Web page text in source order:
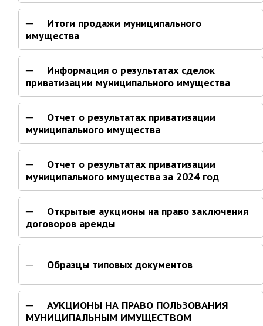
Отчёты главы
Первый заместитель
Заместители главы администрации
График приёма граждан
июль 2026 г.
июнь 2026 г.
май 2026 г.
апрель 2026 г.
март 2026 г.
февраль 2026 г.
январь 2026 г.
декабрь 2025 г.
ноябрь 2025 г.
октябрь 2025 г.
август 2025 г.
Итоги продажи муниципального
имущества
Информация о результатах сделок
приватизации муниципального имущества
Отчет о результатах приватизации
муниципального имущества
Отчет о результатах приватизации
муниципального имущества за 2024 год
Открытые аукционы на право заключения
договоров аренды
Образцы типовых документов
АУКЦИОНЫ НА ПРАВО ПОЛЬЗОВАНИЯ
МУНИЦИПАЛЬНЫМ ИМУЩЕСТВОМ